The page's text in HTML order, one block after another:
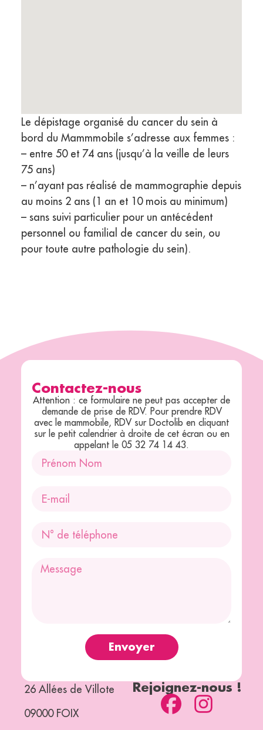
Le dépistage organisé du cancer du sein à
bord du Mammmobile s’adresse aux femmes :
– entre 50 et 74 ans (jusqu’à la veille de leurs
75 ans)
– n’ayant pas réalisé de mammographie depuis
au moins 2 ans (1 an et 10 mois au minimum)
– sans suivi particulier pour un antécédent
personnel ou familial de cancer du sein, ou
pour toute autre pathologie du sein).
Contactez-nous
Attention : ce formulaire ne peut pas accepter de
demande de prise de RDV. Pour prendre RDV
avec le mammobile, RDV sur Doctolib en cliquant
sur le petit calendrier à droite de cet écran ou en
appelant le 05 32 74 14 43.
Envoyer
26 Allées de Villote
09000 FOIX
Rejoignez-nous !